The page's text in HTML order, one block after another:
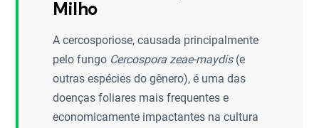
Milho
A cercosporiose, causada principalmente
pelo fungo Cercospora zeae-maydis(e
outras espécies do gênero), é uma das
doenças foliares mais frequentes e
economicamente impactantes na cultura